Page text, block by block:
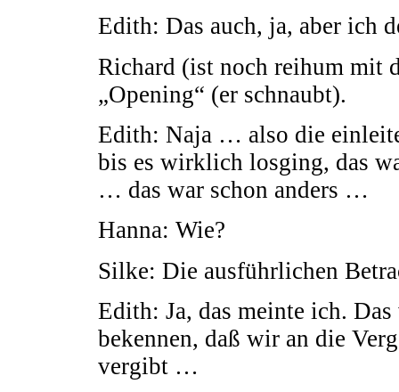
Edith: Das auch, ja, aber ich
Richard (ist noch reihum mit
„Opening“ (er schnaubt).
Edith: Naja … also die
bis es wirklich losging, das
… das war schon anders …
Hanna: Wie?
Silke: Die ausführlichen
Edith: Ja, das meinte ich.
bekennen, daß wir an die
vergibt …